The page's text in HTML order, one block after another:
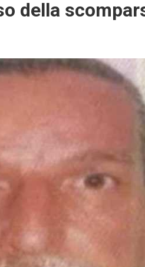
della